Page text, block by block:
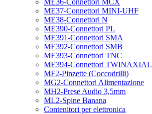
ME36-Connettori MCX
ME37-Connettori MINI-UHF
ME38-Connettori N
ME390-Connettori PL
ME391-Connettori SMA
ME392-Connettori SMB
ME393-Connettori TNC
ME394-Connettori TWINAXIAL
MF2-Pinzette (Coccodrilli)
MG2-Connettori Alimentazione
MH2-Prese Audio 3,5mm
ML2-Spine Banana
Contenitori per elettronica